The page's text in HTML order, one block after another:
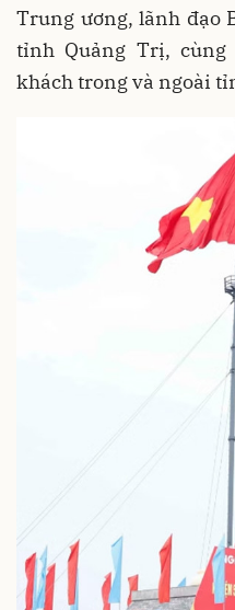
Trung ương, lãnh đạo
tỉnh Quảng Trị,
khách trong và ngoài